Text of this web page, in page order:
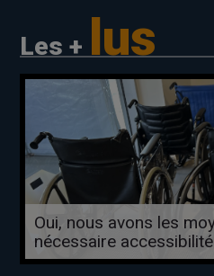
Les + lus
Oui, nous avons les
nécessaire